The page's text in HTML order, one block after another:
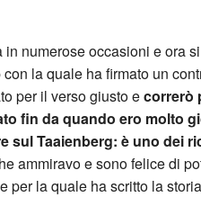
numerose occasioni e ora
la quale ha firmato un
per il verso giusto ecorrerò
fin da quando ero molto
sul Taaienberg: è uno dei
ammiravo e sono felice di
per la quale ha scritto la